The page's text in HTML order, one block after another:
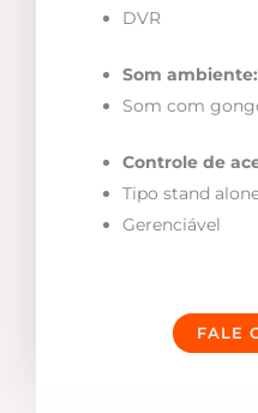
DVR
Som ambiente:
Som com
Controle de
Tipo stand
Gerenciável
FALE